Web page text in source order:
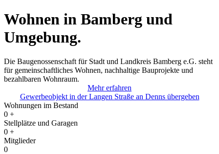
Wohnen in Bamberg und
Umgebung.
Die Baugenossenschaft für Stadt und Landkreis Bamberg e.G. steht
für gemeinschaftliches Wohnen, nachhaltige Bauprojekte und
bezahlbaren Wohnraum.
Mehr erfahren
Gewerbeobjekt in der Langen Straße an Denns übergeben
Wohnungen im Bestand
0 +
Stellplätze und Garagen
0 +
Mitglieder
0